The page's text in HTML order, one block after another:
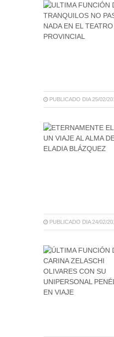
PUBLICADO DIA 25/02/
PUBLICADO DIA 24/02/